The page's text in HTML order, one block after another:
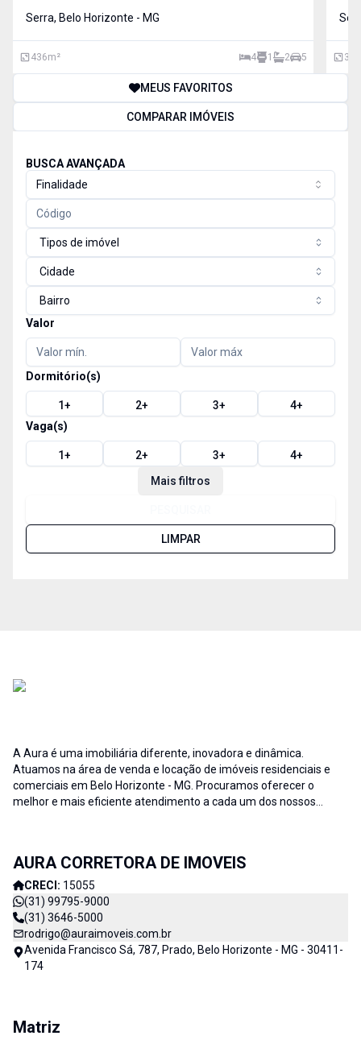
Lavabo com revestimento total em mármore; 04
02 suítes com rev
Serra, Belo Horizonte - MG
436m² 4 1 2 5 357
MEUS FAVORITOS
COMPARAR IMÓVEIS
BUSCA AVANÇADA
Finalidade
Tipos de imóvel
Cidade
Bairro
Valor
Dormitório(s)
1+ 2+ 3+ 4+
Vaga(s)
1+ 2+ 3+ 4+
Mais filtros
LIMPAR
A Aura é uma imobiliária diferente, inovadora e dinâmica.
Atuamos na área de venda e locação de imóveis residenciais e
comerciais em Belo Horizonte - MG. Procuramos oferecer o
melhor e mais eficiente atendimento a cada um dos nossos
Imóveis e consequentemente de nossos clientes. AURA
AURA CORRETORA DE IMOVEIS
CRECI: 15055
(31) 99795-9000
(31) 3646-5000
rodrigo@auraimoveis.com.br
Avenida Francisco Sá, 787, Prado, Belo Horizonte - MG - 30411-
174
Matriz